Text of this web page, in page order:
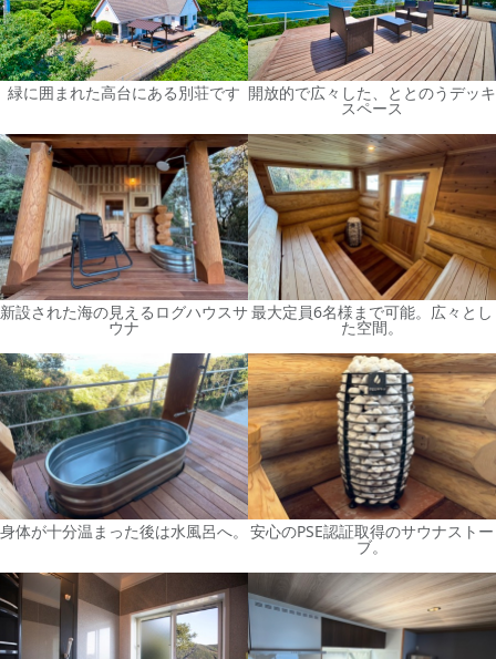
緑に囲まれた高台にある別荘です 開放的で広々した、ととのうデッキ
スペース
新設された海の見えるログハウスサ
ウナ
最大定員6名様まで可能。広々とし
た空間。
身体が十分温まった後は水風呂へ。 安心のPSE認証取得のサウナストー
ブ。